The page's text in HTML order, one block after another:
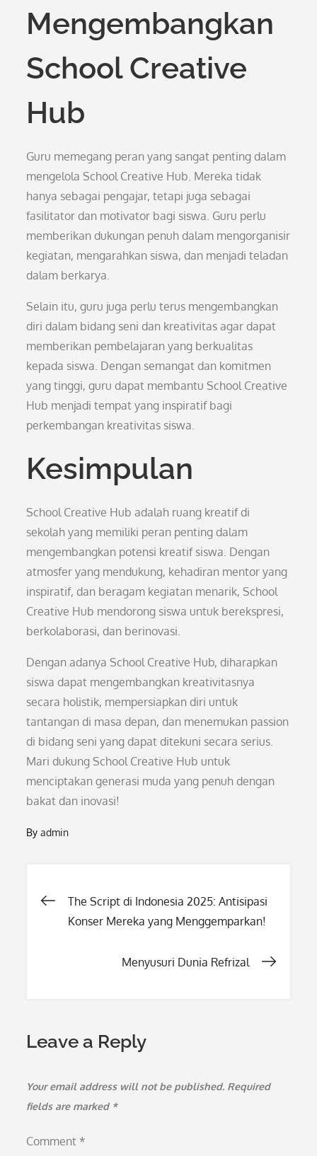
Mengembangkan
School Creative
Hub
Guru memegang peran yang sangat penting dalam
mengelola School Creative Hub. Mereka tidak
hanya sebagai pengajar, tetapi juga sebagai
fasilitator dan motivator bagi siswa. Guru perlu
memberikan dukungan penuh dalam mengorganisir
kegiatan, mengarahkan siswa, dan menjadi teladan
dalam berkarya.
Selain itu, guru juga perlu terus mengembangkan
diri dalam bidang seni dan kreativitas agar dapat
memberikan pembelajaran yang berkualitas
kepada siswa. Dengan semangat dan komitmen
yang tinggi, guru dapat membantu School Creative
Hub menjadi tempat yang inspiratif bagi
perkembangan kreativitas siswa.
Kesimpulan
School Creative Hub adalah ruang kreatif di
sekolah yang memiliki peran penting dalam
mengembangkan potensi kreatif siswa. Dengan
atmosfer yang mendukung, kehadiran mentor yang
inspiratif, dan beragam kegiatan menarik, School
Creative Hub mendorong siswa untuk berekspresi,
berkolaborasi, dan berinovasi.
Dengan adanya School Creative Hub, diharapkan
siswa dapat mengembangkan kreativitasnya
secara holistik, mempersiapkan diri untuk
tantangan di masa depan, dan menemukan passion
di bidang seni yang dapat ditekuni secara serius.
Mari dukung School Creative Hub untuk
menciptakan generasi muda yang penuh dengan
bakat dan inovasi!
Byadmin
Post
The Script di Indonesia 2025: Antisipasi
Konser Mereka yang Menggemparkan!
Menyusuri Dunia Refrizal
Leave a Reply
Your email address will not be published. Required
fields are marked *
Comment *